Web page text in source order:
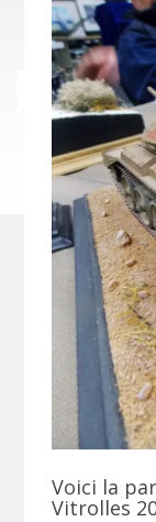
Voici la
Vitrolles